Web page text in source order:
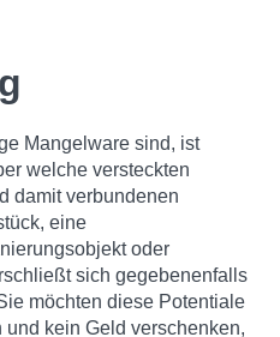
Mangelware sind, ist
welche versteckten
damit verbundenen
eine
oder
sich gegebenenfalls
möchten diese Potentiale
und kein Geld verschenken,